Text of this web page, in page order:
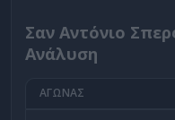
Σαν Αντόνιο
Ανάλυση
ΑΓΩΝΑΣ